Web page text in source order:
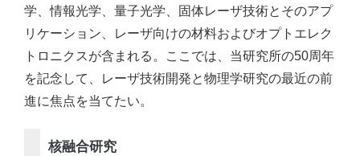
学、情報光学、量子光学、固体レーザ技術とそのアプ
リケーション、レーザ向けの材料およびオプトエレク
トロニクスが含まれる。ここでは、当研究所の50周年
を記念して、レーザ技術開発と物理学研究の最近の前
進に焦点を当てたい。
核融合研究